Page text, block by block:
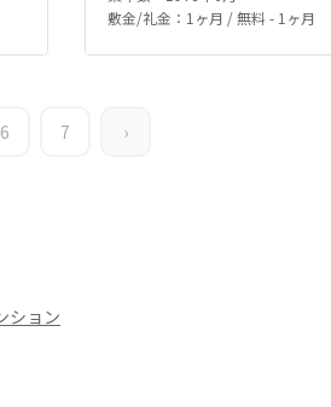
敷金/礼金：1ヶ月 / 無料 - 1ヶ月
6 7 ›
ション